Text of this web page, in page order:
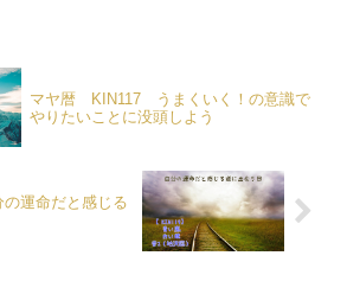
マヤ暦 KIN117 うまくいく！の意識で
やりたいことに没頭しよう
運命だと感じる